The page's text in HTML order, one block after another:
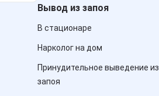
Вывод из запоя
В стационаре
Нарколог на дом
Принудительное выведение из
запоя